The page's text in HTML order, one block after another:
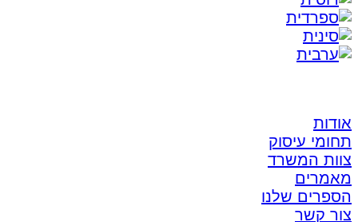
אודות
תחומי עיסוק
צוות המשרד
מאמרים
הספרים שלנו
צור קשר